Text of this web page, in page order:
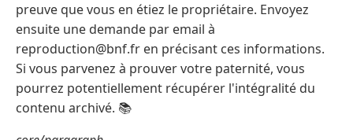
preuve que vous en étiez le propriétaire. Envoyez
ensuite une demande par email à
reproduction@bnf.fr en précisant ces informations.
Si vous parvenez à prouver votre paternité, vous
pourrez potentiellement récupérer l'intégralité du
contenu archivé. 📚